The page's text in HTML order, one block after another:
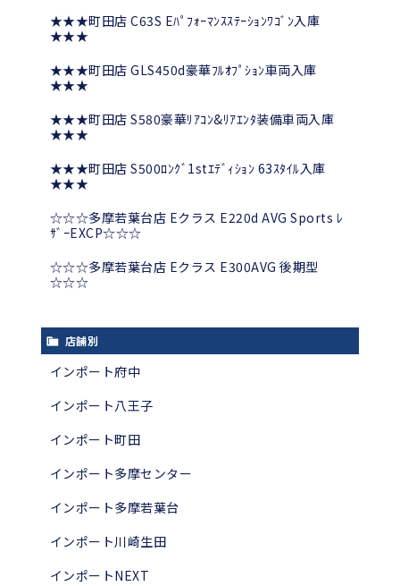
★★★町田店 C63S Eﾊﾟﾌｫｰﾏﾝｽｽﾃｰｼｮﾝﾜｺﾞﾝ入庫
★★★
★★★町田店 GLS450d豪華ﾌﾙｵﾌﾟｼｮﾝ車両入庫
★★★
★★★町田店 S580豪華ﾘｱｺﾝ&ﾘｱｴﾝﾀ装備車両入庫
★★★
★★★町田店 S500ﾛﾝｸﾞ1stｴﾃﾞｨｼｮﾝ 63ｽﾀｲﾙ入庫
★★★
☆☆☆多摩若葉台店 Eクラス E220d AVG Sports ﾚ
ｻﾞｰEXCP☆☆☆
☆☆☆多摩若葉台店 Eクラス E300AVG 後期型
☆☆☆
店舗別
インポート府中
インポート八王子
インポート町田
インポート多摩センター
インポート多摩若葉台
インポート川崎生田
インポートNEXT